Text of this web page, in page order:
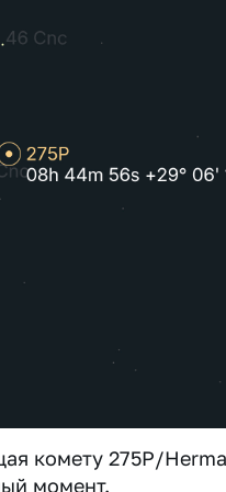
комету 275P/
момент.